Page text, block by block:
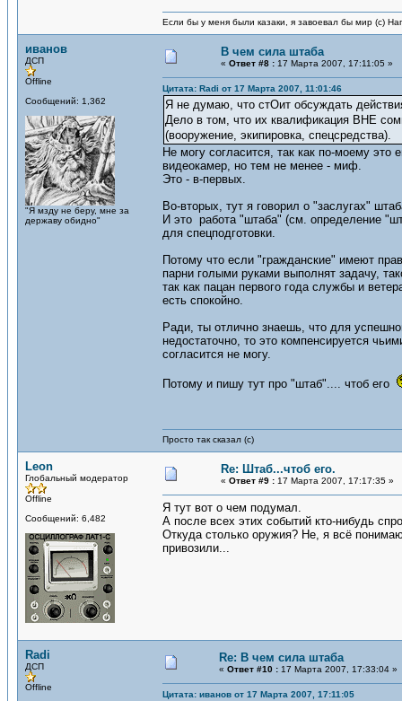
Если бы у меня были казаки, я завоевал бы мир (с)
иванов
ДСП
Offline
Сообщений: 1,362
"Я мзду не беру, мне за
державу обидно"
В чем сила штаба
« Ответ #8 : 17 Марта 2007, 17:11:05 »
Цитата: Radi от 17 Марта 2007, 11:01:46
Я не думаю, что стОит обсуждать
Дело в том, что их квалификация ВНЕ
(вооружение, экипировка, спецсредства).
Не могу согласится, так как по-моему
видеокамер, но тем не менее - миф.
Это - в-первых.
Во-вторых, тут я говорил о "заслугах"
И это работа "штаба" (см. определение
для спецподготовки.
Потому что если "гражданские" имеют
парни голыми руками выполнят задачу,
так как пацан первого года службы и
есть спокойно.
Ради, ты отлично знаешь, что для
недостаточно, то это компенсируется
согласится не могу.
Потому и пишу тут про "штаб".... чтоб его
Просто так сказал (с)
Leon
Глобальный модератор
Offline
Сообщений: 6,482
Re: Штаб...чтоб его.
« Ответ #9 : 17 Марта 2007, 17:17:35 »
Я тут вот о чем подумал.
А после всех этих событий кто-нибудь
Откуда столько оружия? Не, я всё
привозили...
Radi
ДСП
Offline
Re: В чем сила штаба
« Ответ #10 : 17 Марта 2007, 17:33:04 »
Цитата: иванов от 17 Марта 2007, 17:11:05